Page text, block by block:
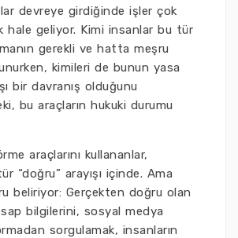
devreye girdiğinde işler çok
hale geliyor. Kimi insanlar bu tür
gerekli ve hatta meşru
kimileri de bunun yasa
bir davranış olduğunu
bu araçların hukuki durumu
araçlarını kullananlar,
“doğru” arayışı içinde. Ama
beliriyor: Gerçekten doğru olan
bilgilerini, sosyal medya
sorgulamak, insanların